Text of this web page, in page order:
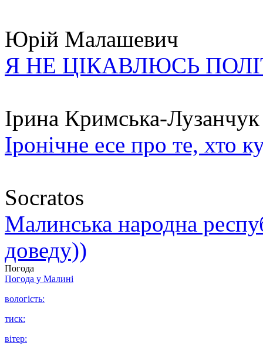
Юрій Малашевич
Я НЕ ЦІКАВЛЮСЬ
Ірина Кримська-Лузанчук
Іронічне есе про те, хто
Socratos
Малинська народна
доведу))
Погода
Погода у Малині
вологість:
тиск:
вітер: